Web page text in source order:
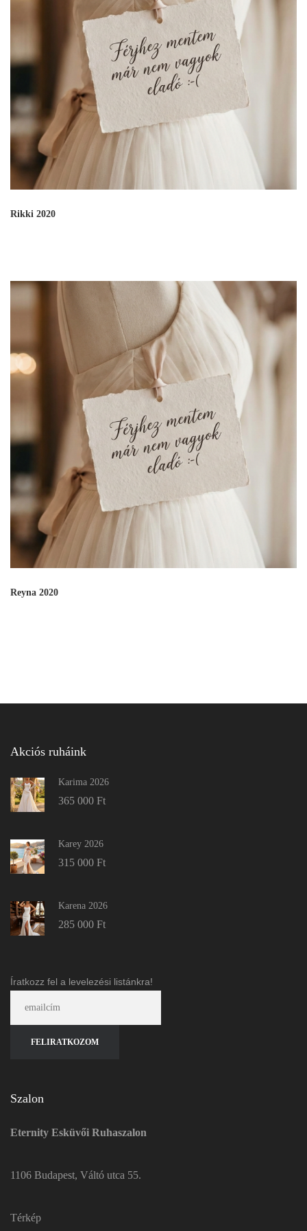
Rikki 2020
Reyna 2020
Akciós ruháink
Karima 2026
365 000 Ft
Karey 2026
315 000 Ft
Karena 2026
285 000 Ft
Íratkozz fel a levelezési listánkra!
Szalon
Eternity Esküvői Ruhaszalon
1106 Budapest, Váltó utca 55.
Térkép